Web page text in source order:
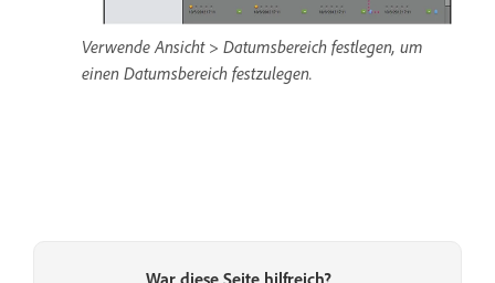
Verwende Ansicht > Datumsbereich festlegen, um
einen Datumsbereich festzulegen.
War diese Seite hilfreich?